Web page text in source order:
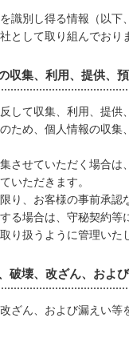
識別し得る情報（以
として取り組んでおり
収集、利用、提供、預
して収集、利用、提
ため、個人情報の収
させていただく場合
いただきます。
り、お客様の事前承
る場合は、守秘契約
り扱うように管理いた
破壊、改ざん、およ
ざん、および漏えい